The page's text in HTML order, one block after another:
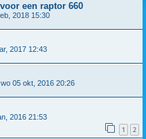
een raptor 660
2018 15:30
2017 12:43
wo 05 okt, 2016 20:26
2016 21:53
1 2